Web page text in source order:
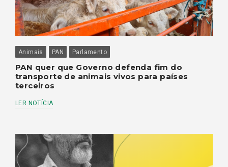
Animais PAN Parlamento
PAN quer que Governo defenda fim do
transporte de animais vivos para países
terceiros
LER NOTÍCIA